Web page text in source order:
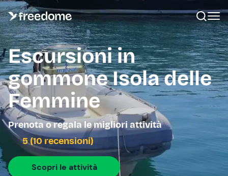
Escursioni in
gommone Isola delle
Femmine
Prenota o regala le migliori attività
5 (10 recensioni)
Scopri le attività